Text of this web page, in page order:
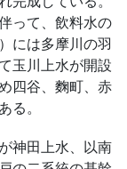
って、飲料水の
には多摩川の羽
玉川上水が開設
四谷、麴町、赤
る。
神田上水、以南